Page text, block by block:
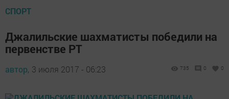
СПОРТ
Джалильские шахматисты победили на
первенстве РТ
автор, 3 июля 2017 - 06:23 735 0 0